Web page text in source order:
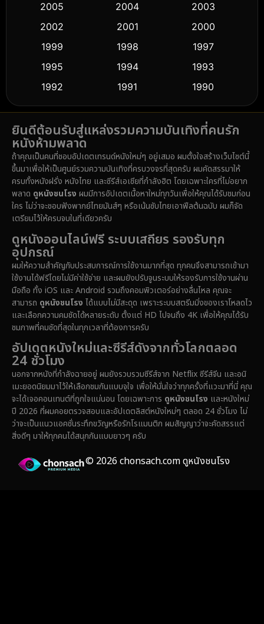
Cult Film
Dance เต้น (10)
Detective สืบสวน
Detective สืบสวน
Disaster
Disney+ (5)
Documentary สารคดี (92)
Dystopian
Emotional (61)
Epic มหากาพย์ (228)
Family ครอบครัว
Fantasy จินตนาการ (336)
Fiction (14)
Gothic
2005
2004
2003
2002
2001
2000
1999
1998
1997
1995
1994
1993
1992
1991
1990
1989
1988
1986
1985
1983
1982
1981
1971
1962 1953
ยินดีต้อนรับสู่แหล่งรวมความบันเทิงที่คนรัก
หนังห้ามพลาด
ถ้าคุณเป็นคนที่ชอบอัปเดตเทรนด์หนังใหม่ๆ อยู่เสมอ ผมตั้งใจสร้างเว็บไซต์นี้
ขึ้นมาเพื่อให้เป็นศูนย์รวมความบันเทิงที่ครบวงจรที่สุดครับ ผมคัดสรรมาให้
ครบทั้งหนังฝรั่ง หนังไทย และซีรีส์เอเชียที่กำลังฮิต โดยเฉพาะใครที่ไม่อยาก
พลาด ดูหนังชนโรง ผมมีการอัปเดตเนื้อหาใหม่ทุกวันเพื่อให้คุณได้รับชมก่อน
ใคร ไม่ว่าจะชอบฟังพากย์ไทยมันส์ๆ หรือเน้นซับไทยเอาฟีลต้นฉบับ ผมก็จัด
เตรียมไว้ให้ครบจบในที่เดียวครับ
ดูหนังออนไลน์ฟรี ระบบเสถียร รองรับทุก
อุปกรณ์
ผมให้ความสำคัญกับประสบการณ์การใช้งานมากที่สุด ทุกคนจึงสามารถเข้ามา
ใช้งานได้ฟรีโดยไม่มีค่าใช้จ่าย และผมยังปรับจูนระบบให้รองรับการใช้งานผ่าน
มือถือ ทั้ง iOS และ Android รวมถึงคอมพิวเตอร์อย่างลื่นไหล คุณจะ
สามารถ ดูหนังชนโรง ได้แบบไม่มีสะดุด เพราะระบบสตรีมมิ่งของเราโหลดไว
และเลือกความคมชัดได้หลายระดับ ตั้งแต่ HD ไปจนถึง 4K เพื่อให้คุณได้รับ
ชมภาพที่คมชัดที่สุดในทุกเวลาที่ต้องการครับ
อัปเดตหนังใหม่และซีรีส์ดังจากทั่วโลกตลอด
24 ชั่วโมง
นอกจากหนังที่กำลังฉายอยู่ ผมยังรวบรวมซีรีส์จาก Netflix ซีรีส์จีน และอนิ
เมะยอดนิยมมาไว้ให้เลือกชมกันแบบจุใจ เพื่อให้มั่นใจว่าทุกครั้งที่แวะมาที่นี่ คุณ
จะได้เจอคอนเทนต์ที่ถูกใจแน่นอน โดยเฉพาะการ ดูหนังชนโรง และหนังใหม่
ปี 2026 ที่ผมคอยตรวจสอบและอัปเดตลิสต์หนังใหม่ๆ ตลอด 24 ชั่วโมง ไม่
ว่าจะเป็นแนวแอคชั่นระทึกขวัญหรือรักโรแมนติก ผมสัญญาว่าจะคัดสรรแต่
สิ่งดีๆ มาให้ทุกคนได้สนุกกันแบบยาวๆ ครับ
© 2026 chonsach.com ดูหนังชนโรง